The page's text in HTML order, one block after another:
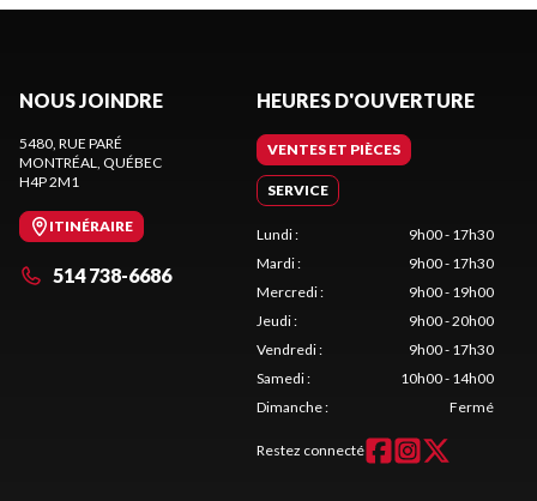
NOUS JOINDRE
5480, RUE PARÉ
MONTRÉAL, QUÉBEC
H4P 2M1
ITINÉRAIRE
514 738-6686
HEURES D'OUVERTURE
VENTES ET PIÈCES
SERVICE
Lundi:
9h00 - 17h30
Mardi:
9h00 - 17h30
Mercredi:
9h00 - 19h00
Jeudi:
9h00 - 20h00
Vendredi:
9h00 - 17h30
Samedi:
10h00 - 14h00
Dimanche: Fermé
Restez connecté